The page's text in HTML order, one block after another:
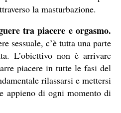
la masturbazione.
tra piacere e orgasmo.
sessuale, c’è tutta una parte
L’obiettivo non è arrivare
piacere in tutte le fasi del
rilassarsi e mettersi
appieno di ogni momento di